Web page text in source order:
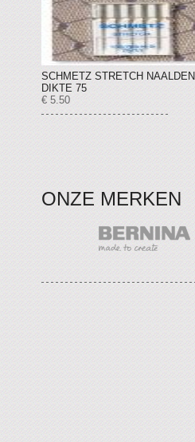
SCHMETZ STRETCH NAALDEN
DIKTE 75
€ 5.50
ONZE MERKEN